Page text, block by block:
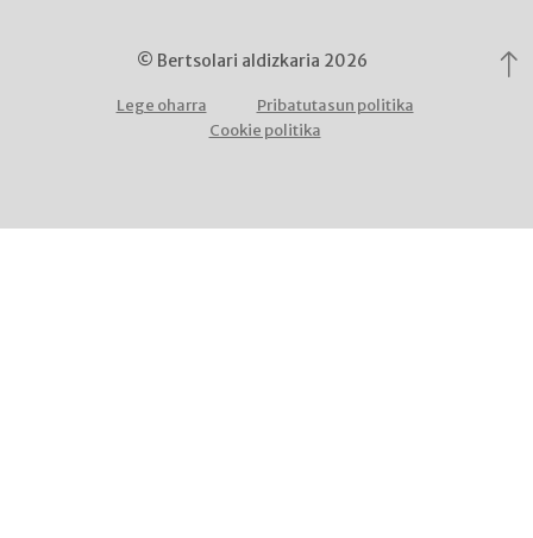
© Bertsolari aldizkaria 2026
Lege oharra
Pribatutasun politika
Cookie politika